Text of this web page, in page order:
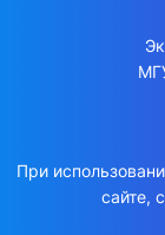
При
сайте,